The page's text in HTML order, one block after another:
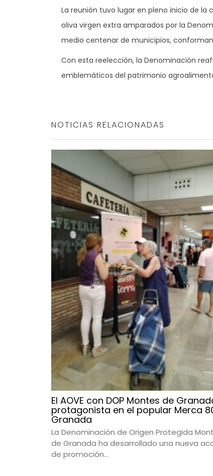
La reunión tuvo lugar en pleno inicio de
oliva virgen extra amparados por la
medio centenar de municipios,
Con esta reelección, la Denominación
emblemáticos del patrimonio
NOTICIAS RELACIONADAS
El AOVE con DOP Montes de
protagonista en el popular Merca
Granada
La Denominación de Origen Protegida
de Granada ha desarrollado una nueva
de promoción...